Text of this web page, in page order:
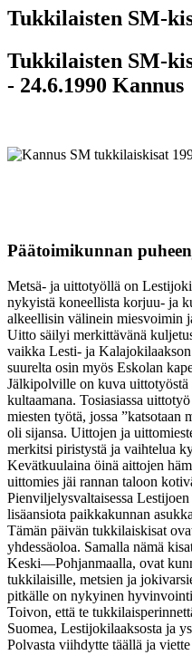
Tukkilaisten SM-
Tukkilaisten SM-
- 24.6.1990 Kannus
Päätoimikunnan
Metsä- ja uittotyöllä on
nykyistä koneellista korjuu- ja
alkeellisin välinein miesvoimin
Uitto säilyi merkittävänä
vaikka Lesti- ja
suurelta osin myös Eskolan
Jälkipolville on kuva uittotyöstä
kultaamana. Tosiasiassa
miesten työtä, jossa
oli sijansa. Uittojen ja
merkitsi piristystä ja vaihtelua
Kevätkuulaina öinä aittojen
uittomies jäi rannan taloon
Pienviljelysvaltaisessa
lisäansiota paikkakunnan
Tämän päivän tukkilaiskisat
yhdessäoloa. Samalla nämä
Keski—Pohjanmaalla, ovat
tukkilaisille, metsien ja
pitkälle on nykyinen
Toivon, että te
Suomea, Lestijokilaaksosta ja
Polvasta viihdytte täällä ja